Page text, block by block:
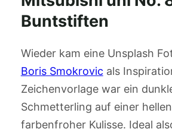
Buntstiften
Wieder kam eine Unsplash
Boris Smokrovic als
Zeichenvorlage war ein
Schmetterling auf einer
farbenfroher Kulisse. Ideal